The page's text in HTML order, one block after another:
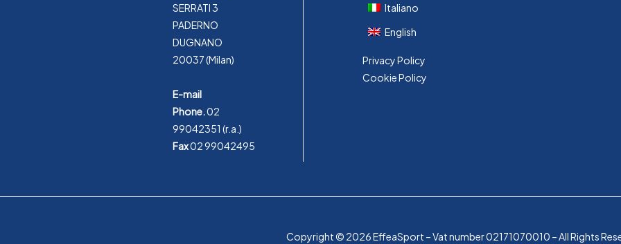
SERRATI 3
PADERNO
DUGNANO
20037 (Milan)
E-mail
Phone.02
99042351 (r.a.)
Fax02 99042495
Italiano
English
Privacy Policy
Cookie Policy
Copyright © 2026 EffeaSport – Vat number 02171070010 – All Rights